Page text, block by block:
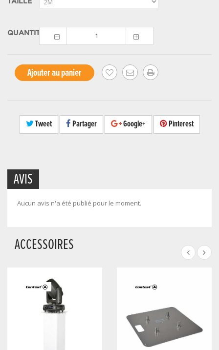
QUANTITÉ
Ajouter au panier
Tweet Partager Google+ Pinterest
AVIS
Aucun avis n'a été publié pour le moment.
ACCESSOIRES